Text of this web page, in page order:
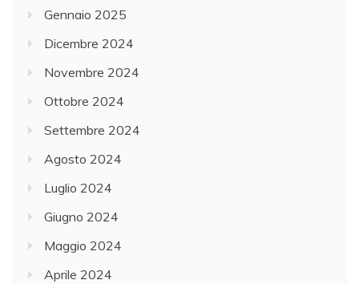
Gennaio 2025
Dicembre 2024
Novembre 2024
Ottobre 2024
Settembre 2024
Agosto 2024
Luglio 2024
Giugno 2024
Maggio 2024
Aprile 2024